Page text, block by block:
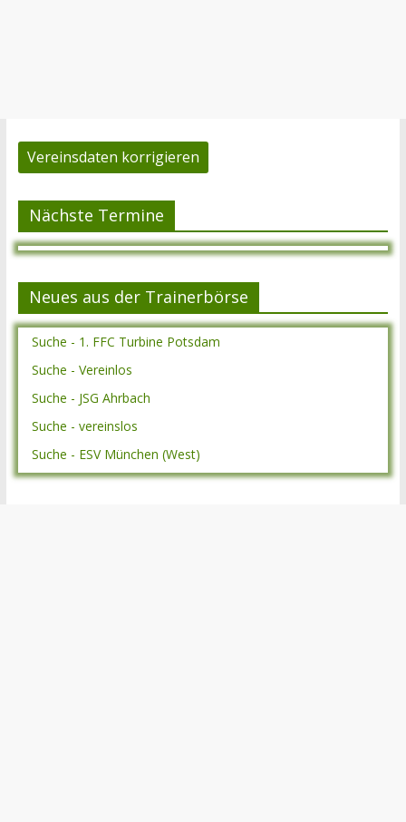
Vereinsdaten korrigieren
Nächste Termine
Neues aus der Trainerbörse
Suche - 1. FFC Turbine Potsdam
Suche - Vereinlos
Suche - JSG Ahrbach
Suche - vereinslos
Suche - ESV München (West)